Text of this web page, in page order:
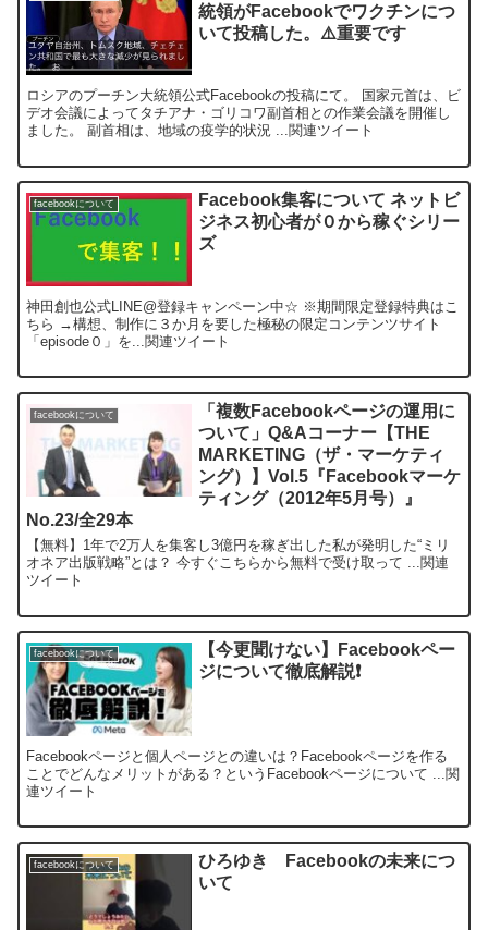
統領がFacebookでワクチンにつ
いて投稿した。⚠️重要です
ロシアのプーチン大統領公式Facebookの投稿にて。 国家元首は、ビ
デオ会議によってタチアナ・ゴリコワ副首相との作業会議を開催し
ました。 副首相は、地域の疫学的状況 ...関連ツイート
facebookについて
Facebook集客について ネットビ
ジネス初心者が０から稼ぐシリー
ズ
神田創也公式LINE@登録キャンペーン中☆ ※期間限定登録特典はこ
ちら →構想、制作に３か月を要した極秘の限定コンテンツサイト
「episode０」を...関連ツイート
facebookについて
「複数Facebookページの運用に
ついて」Q&Aコーナー【THE
MARKETING（ザ・マーケティ
ング）】Vol.5『Facebookマーケ
ティング（2012年5月号）』
No.23/全29本
【無料】1年で2万人を集客し3億円を稼ぎ出した私が発明した“ミリ
オネア出版戦略”とは？ 今すぐこちらから無料で受け取って ...関連
ツイート
facebookについて
【今更聞けない】Facebookペー
ジについて徹底解説❗
Facebookページと個人ページとの違いは？Facebookページを作る
ことでどんなメリットがある？というFacebookページについて ...関
連ツイート
facebookについて
ひろゆき Facebookの未来につ
いて